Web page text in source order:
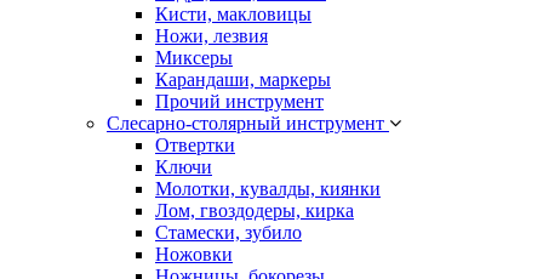
Кисти, макловицы
Ножи, лезвия
Миксеры
Карандаши, маркеры
Прочий инструмент
Слесарно-столярный инструмент
Отвертки
Ключи
Молотки, кувалды, киянки
Лом, гвоздодеры, кирка
Стамески, зубило
Ножовки